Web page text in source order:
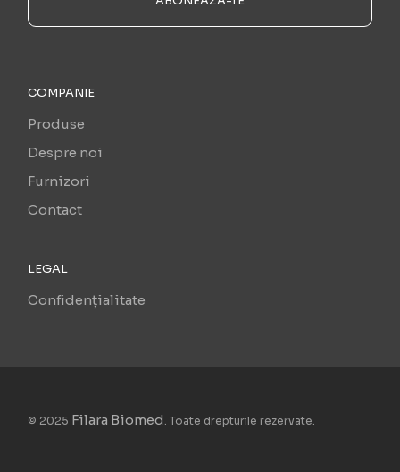
COMPANIE
Produse
Despre noi
Furnizori
Contact
LEGAL
Confidențialitate
© 2025 Filara Biomed . Toate drepturile rezervate.